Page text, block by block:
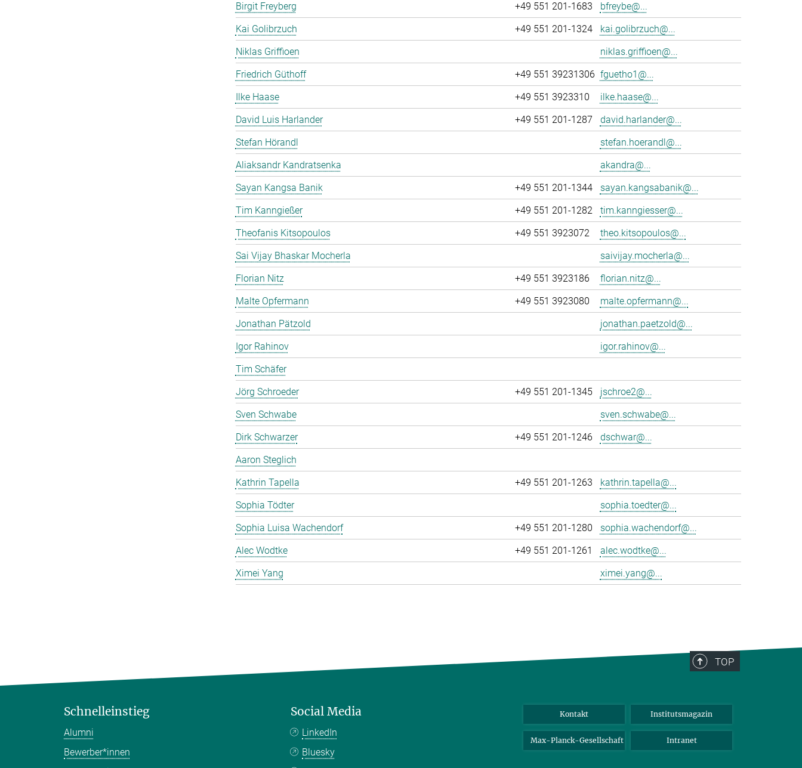
Birgit Freyberg
+49 551 201-1683
bfreybe@...
Kai Golibrzuch
+49 551 201-1324
kai.golibrzuch@...
Niklas Griffioen
niklas.griffioen@...
Friedrich Güthoff
+49 551 39231306 fguetho1@...
Ilke Haase
+49 551 3923310
ilke.haase@...
David Luis Harlander
+49 551 201-1287
david.harlander@...
Stefan Hörandl
stefan.hoerandl@...
Aliaksandr Kandratsenka
akandra@...
Sayan Kangsa Banik
+49 551 201-1344
sayan.kangsabanik@...
Tim Kanngießer
+49 551 201-1282
tim.kanngiesser@...
Theofanis Kitsopoulos
+49 551 3923072
theo.kitsopoulos@...
Sai Vijay Bhaskar Mocherla
saivijay.mocherla@...
Florian Nitz
+49 551 3923186
florian.nitz@...
Malte Opfermann
+49 551 3923080
malte.opfermann@...
Jonathan Pätzold
jonathan.paetzold@...
Igor Rahinov
igor.rahinov@...
Tim Schäfer
Jörg Schroeder
+49 551 201-1345
jschroe2@...
Sven Schwabe
sven.schwabe@...
Dirk Schwarzer
+49 551 201-1246
dschwar@...
Aaron Steglich
Kathrin Tapella
+49 551 201-1263
kathrin.tapella@...
Sophia Tödter
sophia.toedter@...
Sophia Luisa Wachendorf
+49 551 201-1280
sophia.wachendorf@...
Alec Wodtke
+49 551 201-1261
alec.wodtke@...
Ximei Yang
ximei.yang@...
TOP
Schnelleinstieg
Alumni
Bewerber*innen
Social Media
LinkedIn
Bluesky
Kontakt Institutsmagazin
Max-Planck-Gesellschaft Intranet